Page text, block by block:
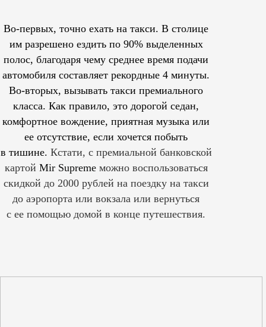
Во-первых, точно ехать на такси. В столице
им разрешеноездить по 90% выделенных
полос, благодаря чему среднее время подачи
автомобиля составляет рекордные 4 минуты.
Во-вторых, вызывать такси премиального
класса. Как правило, это дорогой седан,
комфортное вождение, приятная музыка или
ее отсутствие, если хочется побыть
в тишине. Кстати, с премиальной банковской
картой Mir Supreme можно воспользоваться
скидкой до 2000 рублей на поездку на такси
до аэропорта или вокзала или вернуться
с ее помощью домой в конце путешествия.